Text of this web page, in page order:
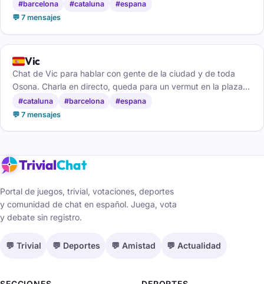
de Barcelona.
#barcelona #cataluna
#espana
💬 7 mensajes
🇪🇸Vic
Chat de Vic para hablar con gente de la ciudad y de toda
Osona. Charla en directo, queda para un vermut en la plaza y
haz amigos, gratis y sin registro.
#cataluna #barcelona
#espana
💬 7 mensajes
TrivialChat
Portal de juegos, trivial, votaciones, deportes
y comunidad de chat en español. Juega, vota
y debate sin registro.
💬 Trivial 💬 Deportes 💬 Amistad 💬 Actualidad